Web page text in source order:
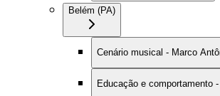
Belém (PA)
Cenário musical - Marco
Educação e comportamento